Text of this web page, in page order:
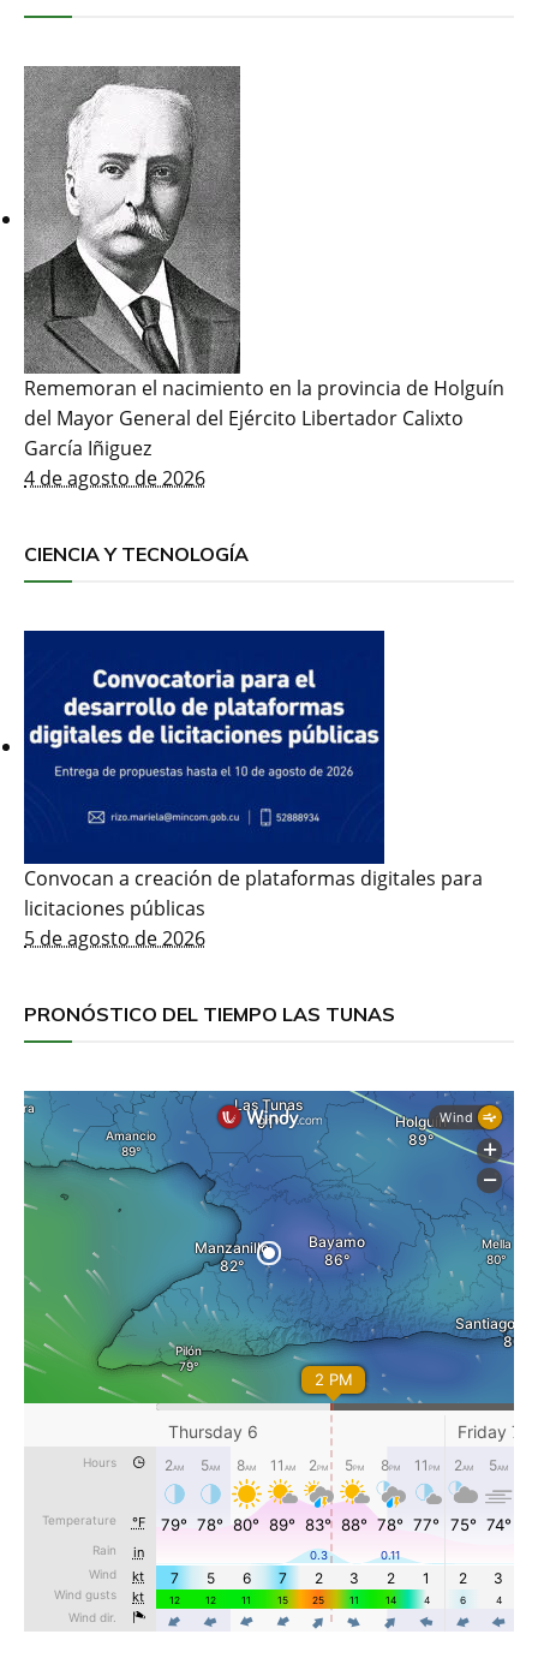
Rememoran el nacimiento en la provincia de Holguín
del Mayor General del Ejército Libertador Calixto
García Iñiguez
4 de agosto de 2026
CIENCIA Y TECNOLOGÍA
Convocan a creación de plataformas digitales para
licitaciones públicas
5 de agosto de 2026
PRONÓSTICO DEL TIEMPO LAS TUNAS